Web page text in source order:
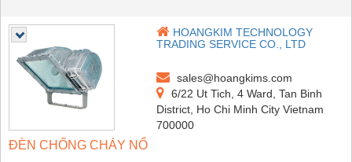
HOANGKIM TECHNOLOGY
TRADING SERVICE CO., LTD
sales@hoangkims.com
6/22 Ut Tich, 4 Ward, Tan Binh
District, Ho Chi Minh City Vietnam
700000
ĐÈN CHỐNG CHÁY NỔ